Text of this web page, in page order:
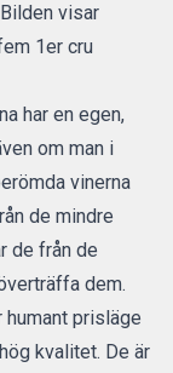
visar
1er cru
har en egen,
om man i
vinerna
de mindre
de från de
dem.
humant prisläge
kvalitet. De är